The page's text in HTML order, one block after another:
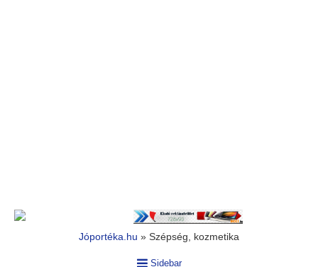
Jóportéka.hu » Szépség, kozmetika
Sidebar